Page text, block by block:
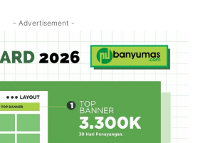
- Advertisement -